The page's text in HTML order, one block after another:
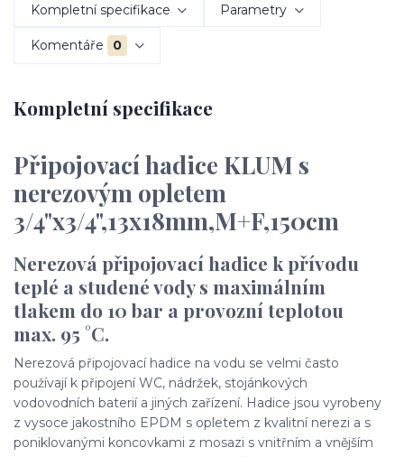
Kompletní specifikace Parametry
Komentáře 0
Kompletní specifikace
Připojovací hadice KLUM s
nerezovým opletem
3/4"x3/4",13x18mm,M+F,150cm
Nerezová připojovací hadice k přívodu
teplé a studené vody s maximálním
tlakem do 10 bar a provozní teplotou
max. 95 °C.
Nerezová připojovací hadice na vodu se velmi často
používají k připojení WC, nádržek, stojánkových
vodovodních baterií a jiných zařízení. Hadice jsou vyrobeny
z vysoce jakostního EPDM s opletem z kvalitní nerezi a s
poniklovanými koncovkami z mosazi s vnitřním a vnějším